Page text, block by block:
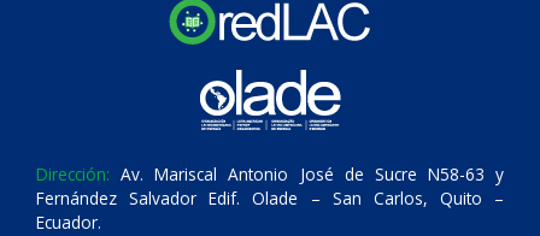
Dirección: Av. Mariscal Antonio José de Sucre N58-63 y
Fernández Salvador Edif. Olade – San Carlos, Quito –
Ecuador.